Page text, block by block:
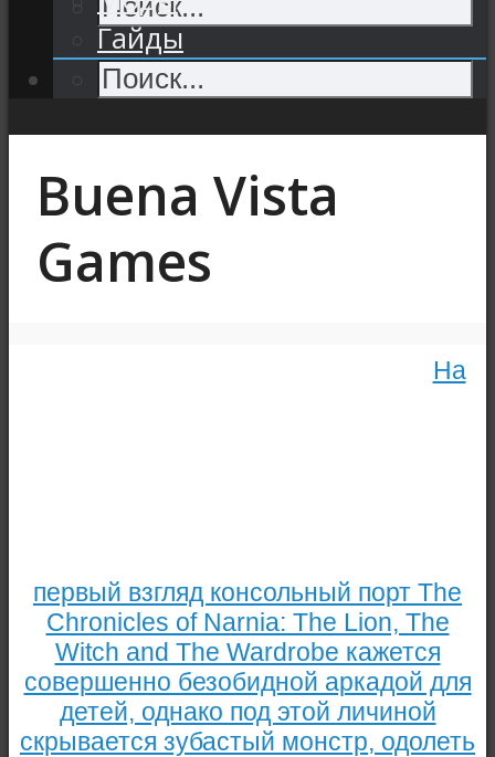
Гайды
Buena Vista
Games
На
первый взгляд консольный порт The
Chronicles of Narnia: The Lion, The
Witch and The Wardrobe кажется
совершенно безобидной аркадой для
детей, однако под этой личиной
скрывается зубастый монстр, одолеть